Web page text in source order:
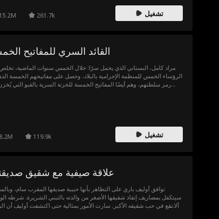
المتقاطعة. هل سيتمكن فارس من النجاة وكشف الحقيقة؟ أم سيكون
ضحية أخرى لسجنه15.2M 261.7k تشغيل
القائد السري للمفاتيح
مراد كامل، البستاني الذي يحمل سرًا: خلال الخمس سنوات الماضية،
الرؤساء الخمس للمنظمة الإجرامية بالبلاد، وحصل على مفاتيحهم الخمسة
رمز سلطتهم، وهم أيضًا المفاتيح الخمسة للخزنة السرية بالقبو التي
يعثر على طريقة ليثبت للجميع أنه القائد الحقيقي، بينما يحاول القبض على
متلبسًا بجريمته...وكل هذا والجميع ينظر إليه على أنه مجرد بستاني.
8.2M 119.9k تشغيل
علاقة صيفية مع شقيق
توافق أوليف باري على التظاهر بأنها حبيبة صديقها المقرب سام،
سيتكفل بمصاريف إنقاذ شقيقها الأصغر من والدته بالتبني الشريرة. شرطه
ألا تقع في حب شقيقه الأكبر. سارت الأمور بمثالية حتى اكتشفت أوليف أن